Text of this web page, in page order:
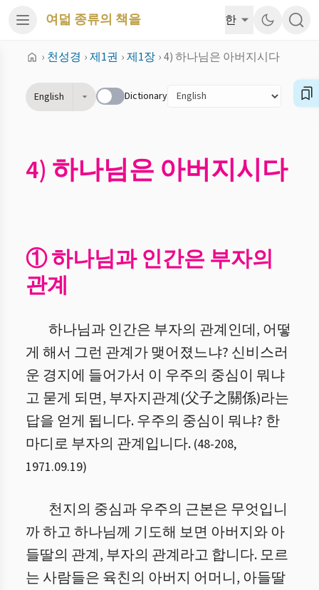
여덟 종류의 책을 한
› 천성경 ›제1권 ›제1장 ›4) 하나님은 아버지시다
English Dictionary
4) 하나님은 아버지시다
① 하나님과 인간은 부자의
관계
하나님과 인간은 부자의 관계인데, 어떻
게 해서 그런 관계가 맺어졌느냐? 신비스러
운 경지에 들어가서 이 우주의 중심이 뭐냐
고 묻게 되면, 부자지관계(父子之關係)라는
답을 얻게 됩니다. 우주의 중심이 뭐냐? 한
마디로 부자의 관계입니다. (48-208,
1971.09.19)
천지의 중심과 우주의 근본은 무엇입니
까 하고 하나님께 기도해 보면 아버지와 아
들딸의 관계, 부자의 관계라고 합니다. 모르
는 사람들은 육친의 아버지 어머니, 아들딸